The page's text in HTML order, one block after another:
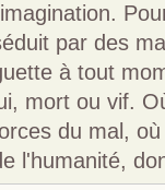
par des
à tout
mort ou vif.
du mal,
l'humanité,